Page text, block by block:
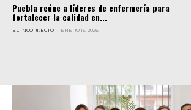
Puebla reúne a líderes de enfermería para
fortalecer la calidad en...
EL INCORRECTO ENERO 13, 2026